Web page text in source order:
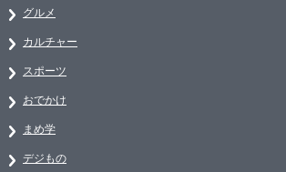
グルメ
カルチャー
スポーツ
おでかけ
まめ学
デジもの